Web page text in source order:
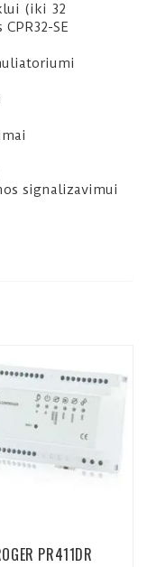
(iki 32
SE
signalizavimui
PR411DR